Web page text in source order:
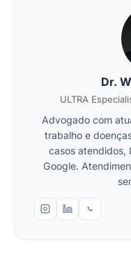
Dr.
ULTRA
Advogado com
trabalho e
casos atendidos,
Google.